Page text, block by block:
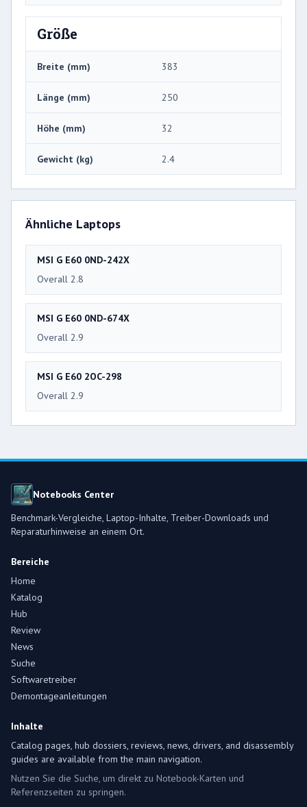
Größe
Breite (mm) 383
Länge (mm) 250
Höhe (mm) 32
Gewicht (kg) 2.4
Ähnliche Laptops
MSI G E60 0ND-242X
Overall 2.8
MSI G E60 0ND-674X
Overall 2.9
MSI G E60 2OC-298
Overall 2.9
Notebooks Center
Benchmark-Vergleiche, Laptop-Inhalte, Treiber-Downloads und
Reparaturhinweise an einem Ort.
Bereiche
Home
Katalog
Hub
Review
News
Suche
Softwaretreiber
Demontageanleitungen
Inhalte
Catalog pages, hub dossiers, reviews, news, drivers, and disassembly
guides are available from the main navigation.
Nutzen Sie die Suche, um direkt zu Notebook-Karten und
Referenzseiten zu springen.